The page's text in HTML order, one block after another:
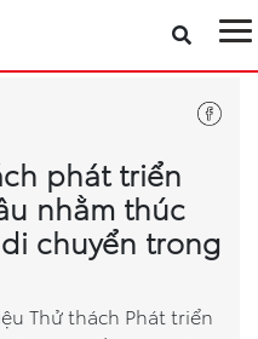
phát triển
nhằm thúc
chuyển trong
Thử thách Phát triển